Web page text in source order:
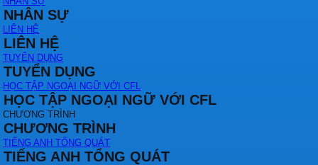
NHÂN SỰ
LIÊN HỆ
LIÊN HỆ
TUYỂN DỤNG
TUYỂN DỤNG
HỌC TẬP NGOẠI NGỮ VỚI CFL
HỌC TẬP NGOẠI NGỮ VỚI CFL
CHƯƠNG TRÌNH
CHƯƠNG TRÌNH
TIẾNG ANH TỔNG QUÁT
TIẾNG ANH TỔNG QUÁT